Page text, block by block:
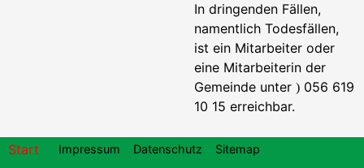
In dringenden Fällen,
namentlich Todesfällen,
ist ein Mitarbeiter oder
eine Mitarbeiterin der
Gemeinde unter ) 056 619
10 15 erreichbar.
Footer
Start Impressum Datenschutz Sitemap